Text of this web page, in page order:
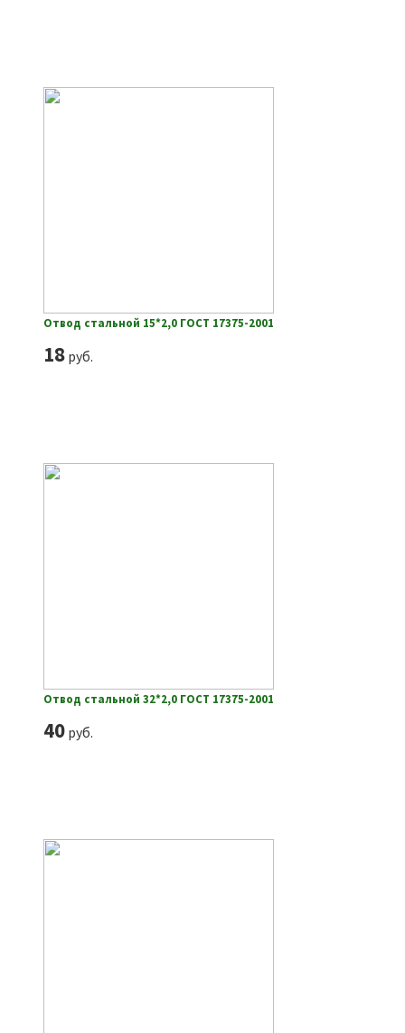
Отвод стальной 15*2,0 ГОСТ 17375-2001
18руб.
Отвод стальной 32*2,0 ГОСТ 17375-2001
40руб.